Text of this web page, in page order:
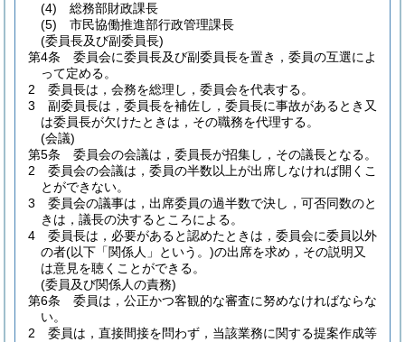
(4)
総務部財政課長
(5)
市民協働推進部行政管理課長
(委員長及び副委員長)
第4条
委員会に委員長及び副委員長を置き，委員の互選によ
って定める。
2
委員長は，会務を総理し，委員会を代表する。
3
副委員長は，委員長を補佐し，委員長に事故があるとき又
は委員長が欠けたときは，その職務を代理する。
(会議)
第5条
委員会の会議は，委員長が招集し，その議長となる。
2
委員会の会議は，委員の半数以上が出席しなければ開くこ
とができない。
3
委員会の議事は，出席委員の過半数で決し，可否同数のと
きは，議長の決するところによる。
4
委員長は，必要があると認めたときは，委員会に委員以外
の者(以下「関係人」という。)の出席を求め，その説明又
は意見を聴くことができる。
(委員及び関係人の責務)
第6条
委員は，公正かつ客観的な審査に努めなければならな
い。
2
委員は，直接間接を問わず，当該業務に関する提案作成等